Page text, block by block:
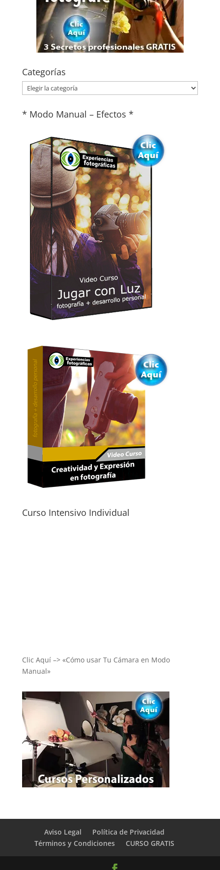
Categorías
Categorías
* Modo Manual – Efectos *
Curso Intensivo Individual
Clic Aquí –> «Cómo usar Tu Cámara en Modo
Manual»
Aviso Legal
Política de Privacidad
Términos y Condiciones
CURSO GRATIS